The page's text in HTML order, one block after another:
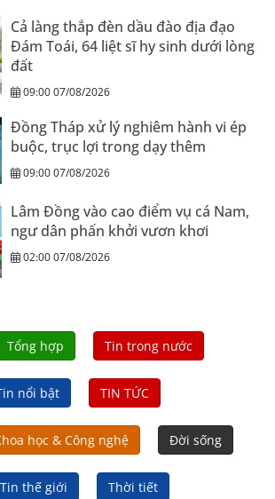
Cả làng thắp đèn dầu đào địa đạo
Đám Toái, 64 liệt sĩ hy sinh dưới lòng
đất
09:00 07/08/2026
Đồng Tháp xử lý nghiêm hành vi ép
buộc, trục lợi trong dạy thêm
09:00 07/08/2026
Lâm Đồng vào cao điểm vụ cá Nam,
ngư dân phấn khởi vươn khơi
02:00 07/08/2026
Tổng hợp Tin trong nước
nổi bật TIN TỨC
học & Công nghệ Đời sống
Tin thế giới Thời tiết